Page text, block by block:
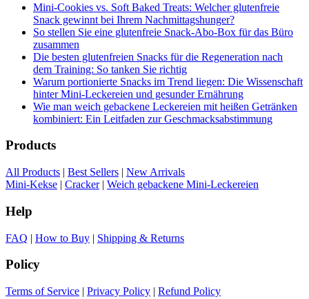
Mini-Cookies vs. Soft Baked Treats: Welcher glutenfreie
Snack gewinnt bei Ihrem Nachmittagshunger?
So stellen Sie eine glutenfreie Snack-Abo-Box für das Büro
zusammen
Die besten glutenfreien Snacks für die Regeneration nach
dem Training: So tanken Sie richtig
Warum portionierte Snacks im Trend liegen: Die Wissenschaft
hinter Mini-Leckereien und gesunder Ernährung
Wie man weich gebackene Leckereien mit heißen Getränken
kombiniert: Ein Leitfaden zur Geschmacksabstimmung
Products
All Products | Best Sellers | New Arrivals
Mini-Kekse | Cracker| Weich gebackene Mini-Leckereien
Help
FAQ | How to Buy | Shipping & Returns
Policy
Terms of Service | Privacy Policy | Refund Policy